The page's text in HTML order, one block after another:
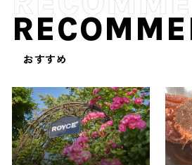
おすすめ